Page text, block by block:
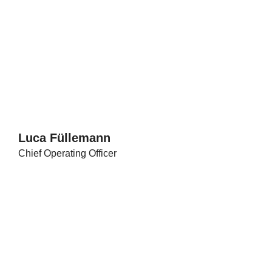
Luca Füllemann
Chief Operating Officer